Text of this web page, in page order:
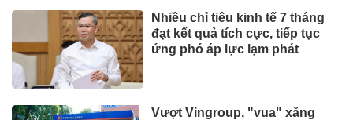
Nhiều chỉ tiêu kinh tế 7 tháng
đạt kết quả tích cực, tiếp tục
ứng phó áp lực lạm phát
Vượt Vingroup, "vua" xăng